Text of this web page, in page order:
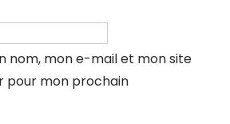
nom, mon e-mail et mon site
pour mon prochain